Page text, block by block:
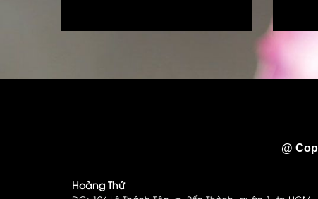
@
Hoàng Thứ